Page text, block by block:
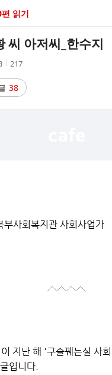
읽기
씨 아저씨_한수지
조
수
217
38
부사회복지관 사회사업가
지난 해 '구슬꿰는실 사
입니다.